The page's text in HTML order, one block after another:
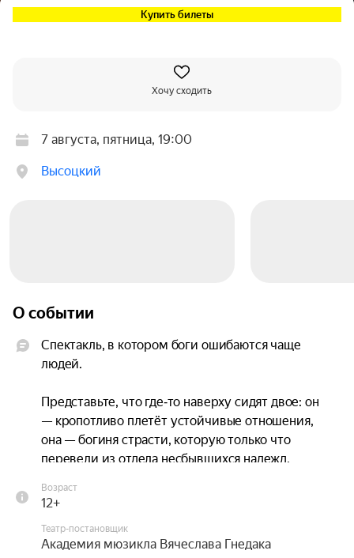
Купить билеты
Хочу сходить
7 августа, пятница, 19:00
Высоцкий
О событии
Спектакль, в котором боги ошибаются чаще
людей.
Представьте, что где‑то наверху сидят двое: он
— кропотливо плетёт устойчивые отношения,
она — богиня страсти, которую только что
перевели из отдела несбывшихся надежд.
начинает петь: не туда, не тем, не вовремя — но
с таким огнём, что устоять невозможно!
Возраст
12+
Театр-постановщик
Академия мюзикла Вячеслава Гнедака